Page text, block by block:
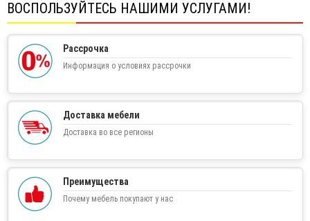
ВОСПОЛЬЗУЙТЕСЬ НАШИМИ УСЛУГАМИ!
Рассрочка
Информация о условиях рассрочки
Доставка мебели
Доставка во все регионы
Преимущества
Почему мебель покупают у нас